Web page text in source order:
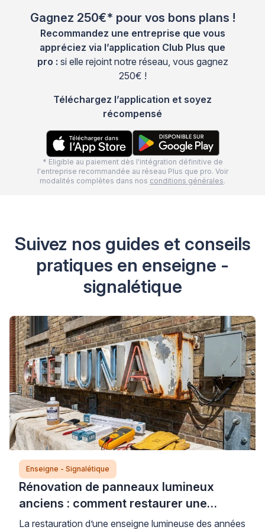
Gagnez 250€* pour vos bons plans !
Recommandez une entreprise que vous
appréciez via l’application Club Plus que
pro : si elle rejoint notre réseau, vous gagnez
250€ !
Téléchargez l’application et soyez
récompensé
* Eligible au paiement dès l'intégration définitive de
l'entreprise recommandée au réseau Plus que pro. Voir
modalités complètes dans nos conditions générales.
Suivez nos guides et conseils
pratiques en enseigne -
signalétique
Enseigne - Signalétique
Rénovation de panneaux lumineux
anciens : comment restaurer une
enseigne des années 1970 en toute
La restauration d’une enseigne lumineuse des années